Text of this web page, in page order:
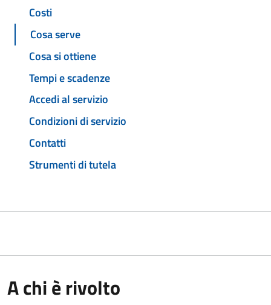
Costi
Cosa serve
Cosa si ottiene
Tempi e scadenze
Accedi al servizio
Condizioni di servizio
Contatti
Strumenti di tutela
A chi è rivolto